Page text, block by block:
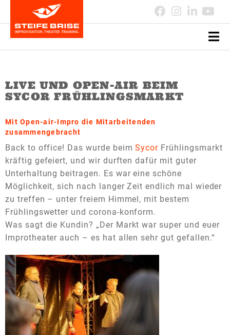
LIVE UND OPEN-AIR BEIM
SYCOR FRÜHLINGSMARKT
Mit Open-air-Impro die Mitarbeitenden
zusammengebracht
Back to office! Das wurde beimSycor Frühlingsmarkt
kräftig gefeiert, und wir durften dafür mit guter
Unterhaltung beitragen. Es war eine schöne
Möglichkeit, sich nach langer Zeit endlich mal wieder
zu treffen – unter freiem Himmel, mit bestem
Frühlingswetter und corona-konform.
Was sagt die Kundin? „Der Markt war super und euer
Improtheater auch – es hat allen sehr gut gefallen.“